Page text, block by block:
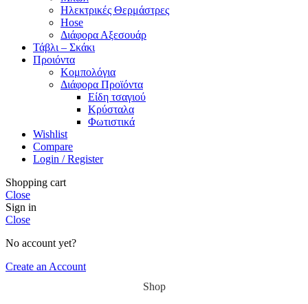
Ηλεκτρικές Θερμάστρες
Hose
Διάφορα Αξεσουάρ
Τάβλι – Σκάκι
Προιόντα
Κομπολόγια
Διάφορα Προϊόντα
Είδη τσαγιού
Κρύσταλα
Φωτιστικά
Wishlist
Compare
Login / Register
Shopping cart
Close
Sign in
Close
No account yet?
Create an Account
Shop